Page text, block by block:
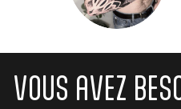
VOUS AVEZ